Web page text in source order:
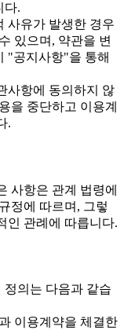
다.
사유가 발생한 경우
있으며, 약관을 변
"공지사항"을 통해
사항에 동의하지 않
을 중단하고 이용계
.
사항은 관계 법령에
정에 따르며, 그렇
인 관례에 따릅니다.
정의는 다음과 같습
이용계약을 체결한